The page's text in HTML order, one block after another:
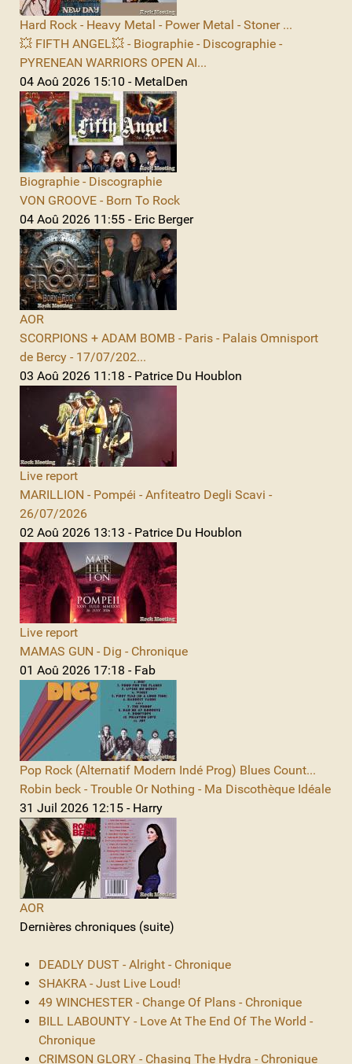
Hard Rock - Heavy Metal - Power Metal - Stoner ...
💥 FIFTH ANGEL💥 - Biographie - Discographie -
PYRENEAN WARRIORS OPEN AI...
04 Aoû 2026 15:10 - MetalDen
Biographie - Discographie
VON GROOVE - Born To Rock
04 Aoû 2026 11:55 - Eric Berger
AOR
SCORPIONS + ADAM BOMB - Paris - Palais Omnisport
de Bercy - 17/07/202...
03 Aoû 2026 11:18 - Patrice Du Houblon
Live report
MARILLION - Pompéi - Anfiteatro Degli Scavi -
26/07/2026
02 Aoû 2026 13:13 - Patrice Du Houblon
Live report
MAMAS GUN - Dig - Chronique
01 Aoû 2026 17:18 - Fab
Pop Rock (Alternatif Modern Indé Prog) Blues Count...
Robin beck - Trouble Or Nothing - Ma Discothèque Idéale
31 Juil 2026 12:15 - Harry
AOR
Dernières chroniques (suite)
DEADLY DUST - Alright - Chronique
SHAKRA - Just Live Loud!
49 WINCHESTER - Change Of Plans - Chronique
BILL LABOUNTY - Love At The End Of The World -
Chronique
CRIMSON GLORY - Chasing The Hydra - Chronique